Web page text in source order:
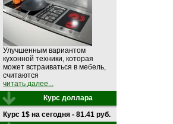
Улучшенным вариантом
кухонной техники, которая
может встраиваться в мебель,
считаются
читать далее...
Курс доллара
Курс 1$ на сегодня - 81.41 руб.